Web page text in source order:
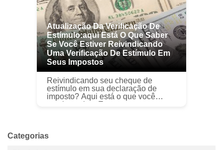
Atualização Da Verificação De
Estímulo:aqui Está O Que Saber
Se Você Estiver Reivindicando
Uma Verificação De Estímulo Em
Seus Impostos
Reivindicando seu cheque de
estímulo em sua declaração de
imposto? Aqui está o que você
precisa saber. Em março, o
Categorias